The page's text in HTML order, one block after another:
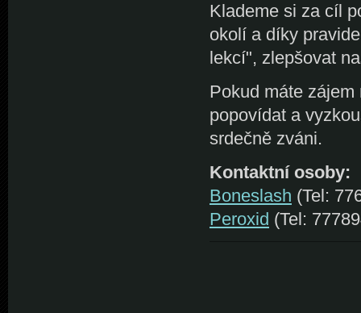
Klademe si za cíl
okolí a díky
lekcí", zlepšovat
Pokud máte
popovídat a
srdečně zváni.
Kontaktní osoby:
Boneslash (Tel:
Peroxid (Tel: